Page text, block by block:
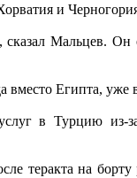
и
Мальцев. Он
вместо Египта, уже
в Турцию
теракта на